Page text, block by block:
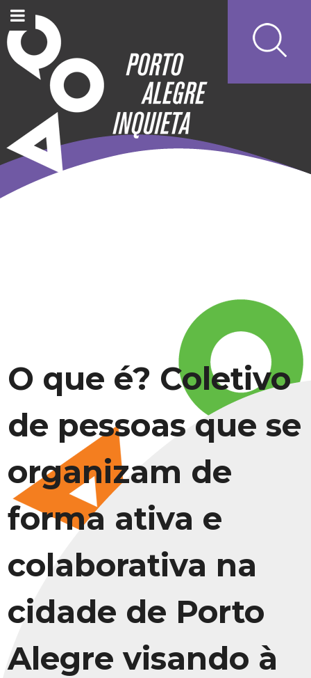
O que é? Coletivo
de pessoas que se
organizam de
forma ativa e
colaborativa na
cidade de Porto
Alegre visando à